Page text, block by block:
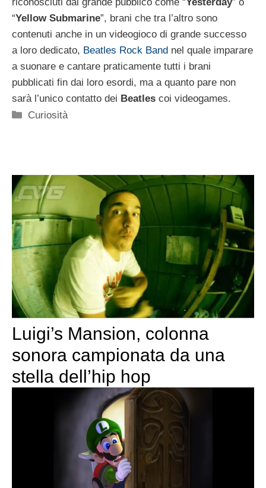
“Yellow Submarine”, brani che tra l’altro sono
contenuti anche in un videogioco di grande successo
a loro dedicato, Beatles Rock Band nel quale imparare
a suonare e cantare praticamente tutti i brani
pubblicati fin dai loro esordi, ma a quanto pare non
sarà l’unico contatto dei Beatles coi videogames.
Categorie
Curiosità
Luigi’s Mansion, colonna
sonora campionata da una
stella dell’hip hop